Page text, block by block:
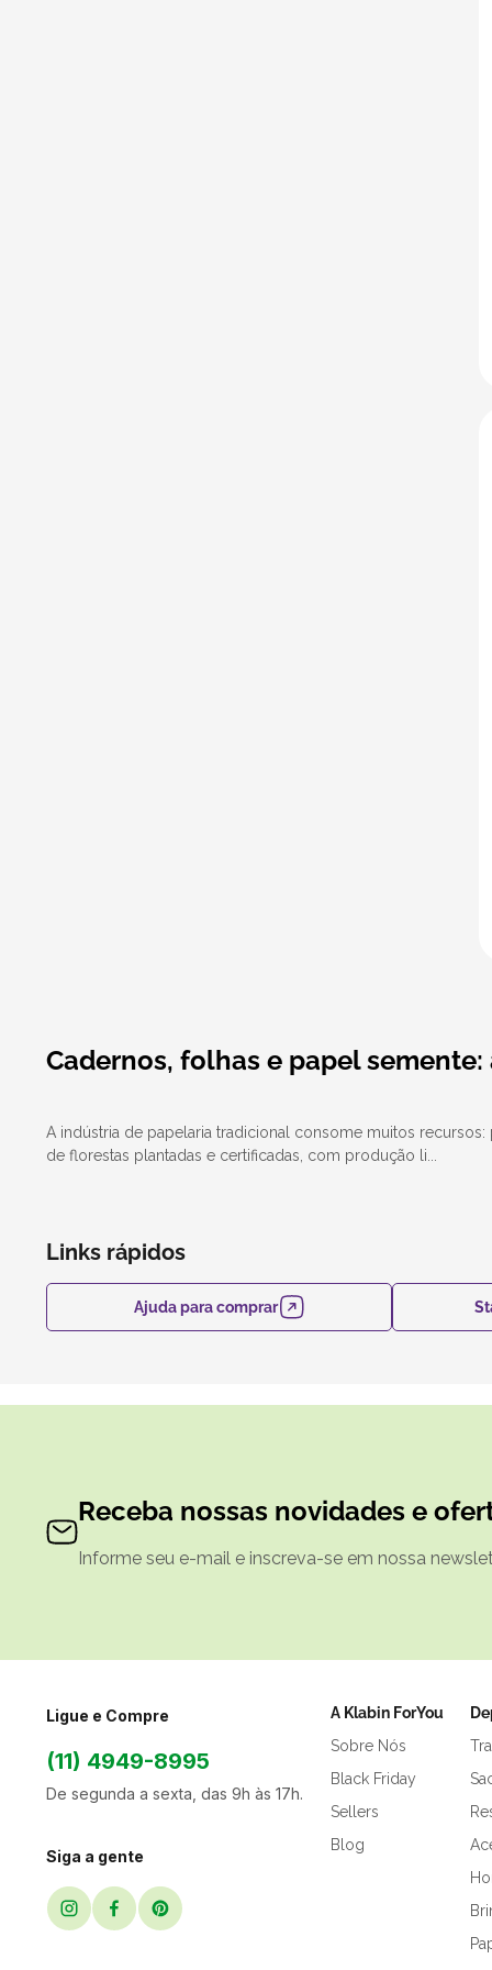
Cadernos, folhas e papel
A indústria de papelaria tradicional consome muitos
de florestas plantadas e certificadas, com produção li...
Links rápidos
Ajuda para comprar
Receba nossas novidades e
Informe seu e-mail e inscreva-se em nossa
Ligue e Compre
(11) 4949-8995
De segunda a sexta, das 9h às 17h.
Siga a gente
A Klabin ForYou
Sobre Nós
Black Friday
Sellers
Blog